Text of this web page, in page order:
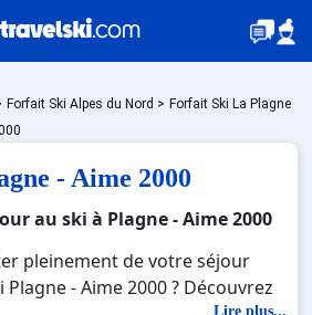
Forfait Ski Alpes du Nord > Forfait Ski La Plagne
- Aime 2000
au ski à Plagne - Aime 2000
pleinement de votre séjour
- Aime 2000 ? Découvrez
Lire plus...